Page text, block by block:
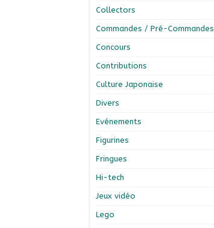
Collectors
Commandes / Pré-Commandes
Concours
Contributions
Culture Japonaise
Divers
Evénements
Figurines
Fringues
Hi-tech
Jeux vidéo
Lego